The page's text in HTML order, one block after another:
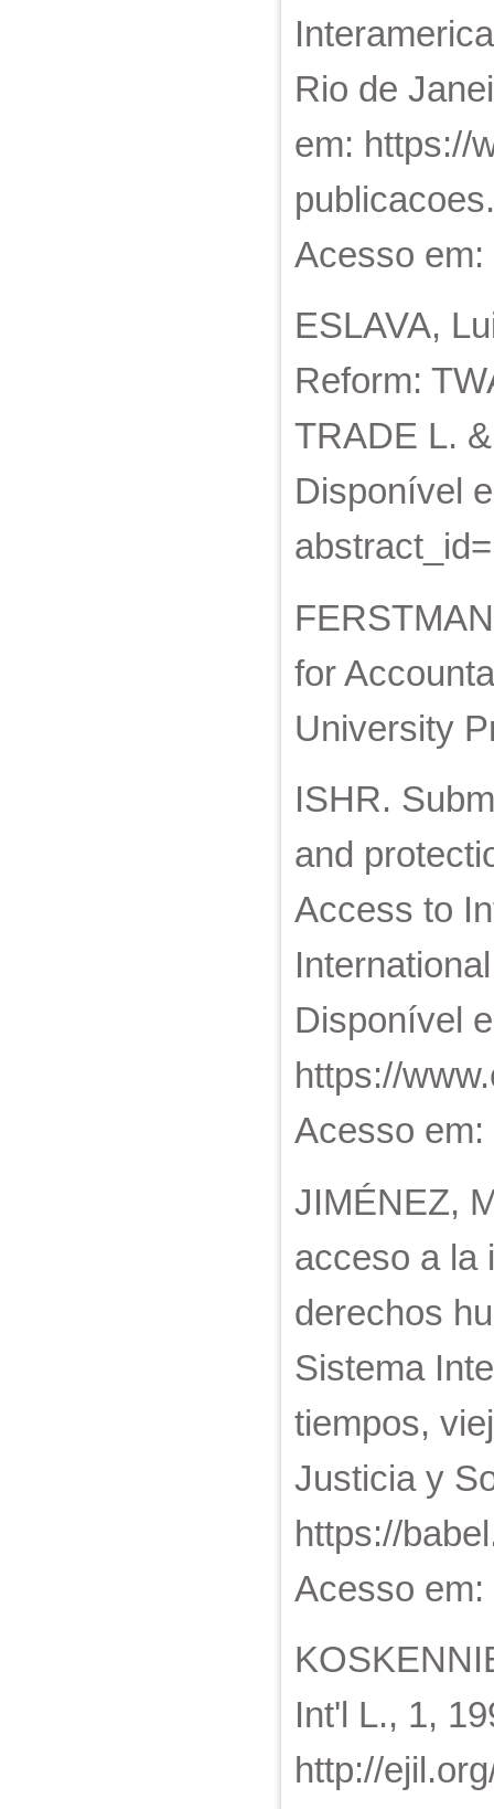
Rio de
em: https://
Acesso
ESLAVA,
Reform:
TRADE L.
Disponível
for
University
ISHR.
and
Access to
Disponível
https://
Acesso
JIMÉNEZ,
acceso a la
derechos
Sistema
tiempos,
Justicia y
https://
Acesso
Int'l L., 1,
http://